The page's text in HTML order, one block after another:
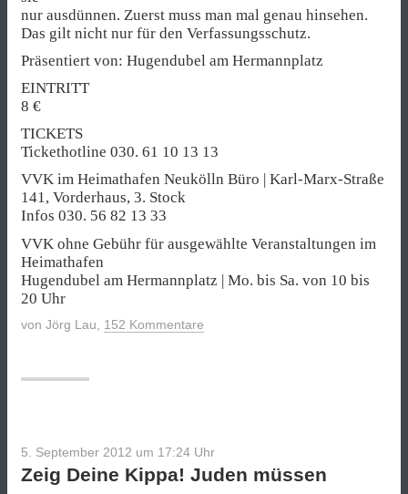
nur ausdünnen. Zuerst muss man mal genau hinsehen.
Das gilt nicht nur für den Verfassungsschutz.
Präsentiert von: Hugendubel am Hermannplatz
EINTRITT
8 €
TICKETS
Tickethotline 030. 61 10 13 13
VVK im Heimathafen Neukölln Büro | Karl-Marx-Straße
141, Vorderhaus, 3. Stock
Infos 030. 56 82 13 33
VVK ohne Gebühr für ausgewählte Veranstaltungen im
Heimathafen
Hugendubel am Hermannplatz | Mo. bis Sa. von 10 bis
20 Uhr
von Jörg Lau 152 Kommentare
5. September 2012 um 17:24 Uhr
Zeig Deine Kippa! Juden müssen